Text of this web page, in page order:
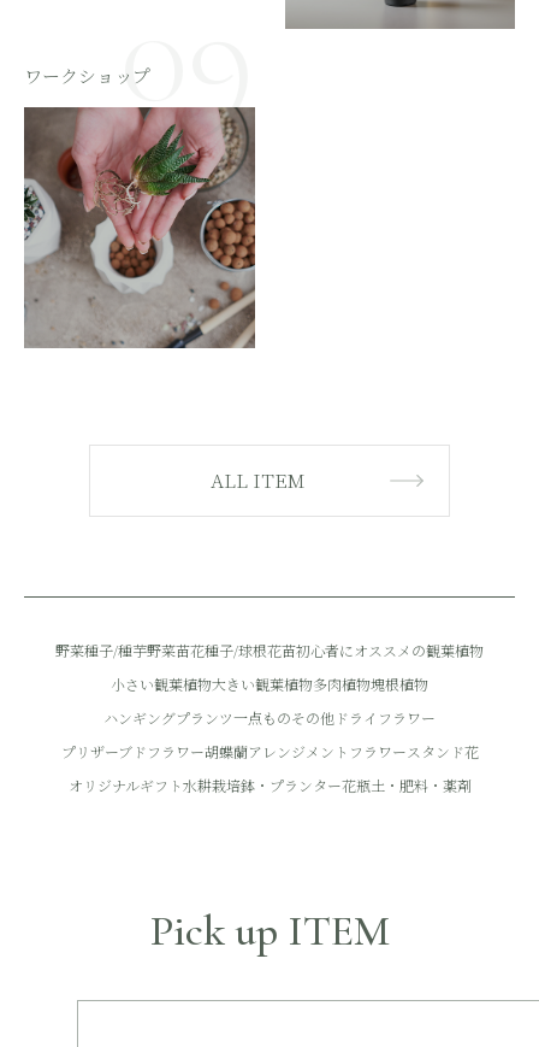
ワークショップ
ALL ITEM
野菜種子/種芋野菜苗花種子/球根花苗初心者にオススメの観葉植物
小さい観葉植物大きい観葉植物多肉植物塊根植物
ハンギングプランツ一点ものその他 ドライフラワー
プリザーブドフラワー胡蝶蘭アレンジメントフラワースタンド花
オリジナルギフト水耕栽培鉢・プランター花瓶土・肥料・薬剤
Pick up ITEM